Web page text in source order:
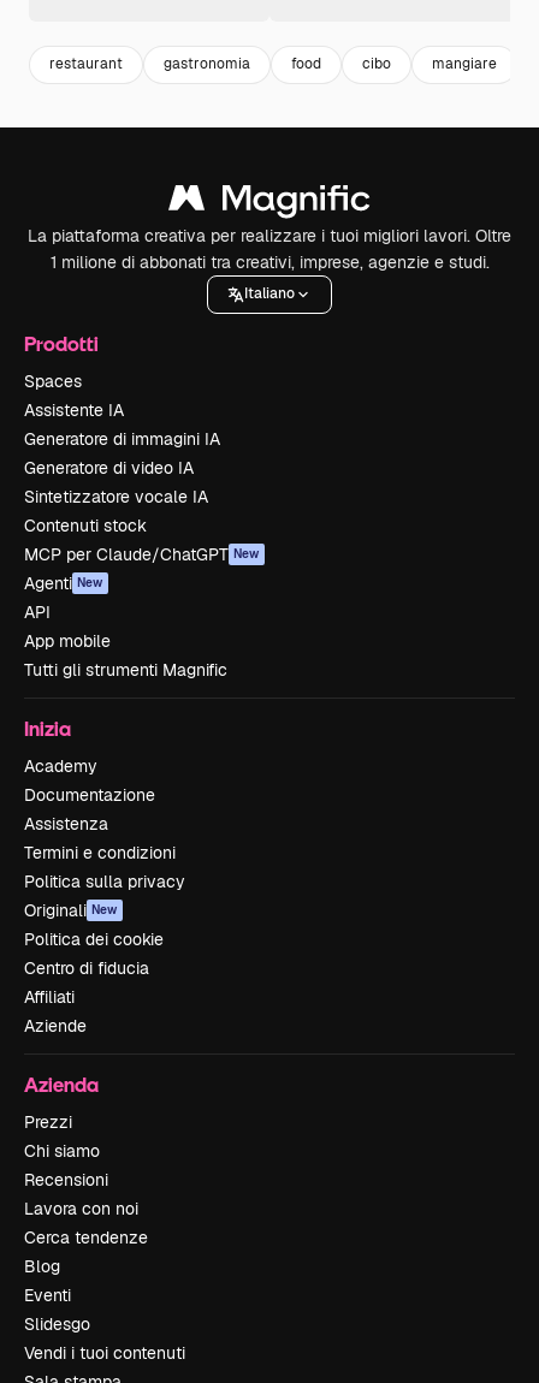
restaurant gastronomia food cibo mangiare
La piattaforma creativa per realizzare i tuoi migliori lavori. Oltre
1 milione di abbonati tra creativi, imprese, agenzie e studi.
Italiano
Prodotti
Spaces
Assistente IA
Generatore di immagini IA
Generatore di video IA
Sintetizzatore vocale IA
Contenuti stock
MCP per Claude/ChatGPT New
Agenti New
API
App mobile
Tutti gli strumenti Magnific
Inizia
Academy
Documentazione
Assistenza
Termini e condizioni
Politica sulla privacy
Originali New
Politica dei cookie
Centro di fiducia
Affiliati
Aziende
Azienda
Prezzi
Chi siamo
Recensioni
Lavora con noi
Cerca tendenze
Blog
Eventi
Slidesgo
Vendi i tuoi contenuti